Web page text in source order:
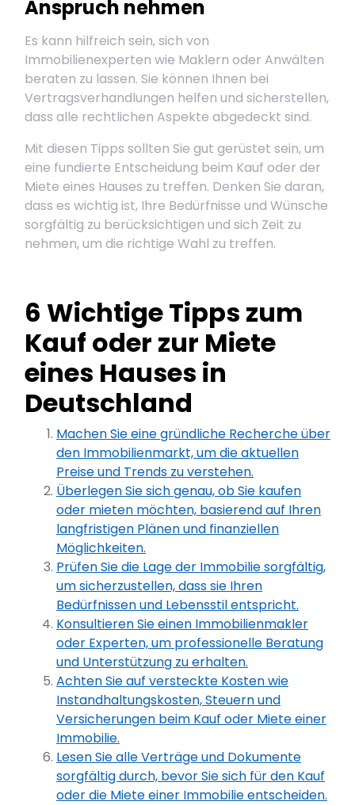
Anspruch nehmen
Es kann hilfreich sein, sich von
Immobilienexperten wie Maklern oder Anwälten
beraten zu lassen. Sie können Ihnen bei
Vertragsverhandlungen helfen und sicherstellen,
dass alle rechtlichen Aspekte abgedeckt sind.
Mit diesen Tipps sollten Sie gut gerüstet sein, um
eine fundierte Entscheidung beim Kauf oder der
Miete eines Hauses zu treffen. Denken Sie daran,
dass es wichtig ist, Ihre Bedürfnisse und Wünsche
sorgfältig zu berücksichtigen und sich Zeit zu
nehmen, um die richtige Wahl zu treffen.
6 Wichtige Tipps zum
Kauf oder zur Miete
eines Hauses in
Deutschland
Machen Sie eine gründliche Recherche über
den Immobilienmarkt, um die aktuellen
Preise und Trends zu verstehen.
Überlegen Sie sich genau, ob Sie kaufen
oder mieten möchten, basierend auf Ihren
langfristigen Plänen und finanziellen
Möglichkeiten.
Prüfen Sie die Lage der Immobilie sorgfältig,
um sicherzustellen, dass sie Ihren
Bedürfnissen und Lebensstil entspricht.
Konsultieren Sie einen Immobilienmakler
oder Experten, um professionelle Beratung
und Unterstützung zu erhalten.
Achten Sie auf versteckte Kosten wie
Instandhaltungskosten, Steuern und
Versicherungen beim Kauf oder Miete einer
Immobilie.
Lesen Sie alle Verträge und Dokumente
sorgfältig durch, bevor Sie sich für den Kauf
oder die Miete einer Immobilie entscheiden.